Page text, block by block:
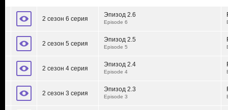
2 сезон 6 серия
Эпизод 2.6
Episode 6
2 сезон 5 серия
Эпизод 2.5
Episode 5
2 сезон 4 серия
Эпизод 2.4
Episode 4
2 сезон 3 серия
Эпизод 2.3
Episode 3